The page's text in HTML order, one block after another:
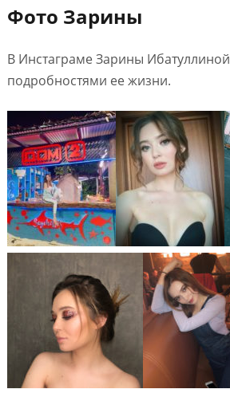
Фото Зарины
В Инстаграме Зарины
подробностями ее жизни.